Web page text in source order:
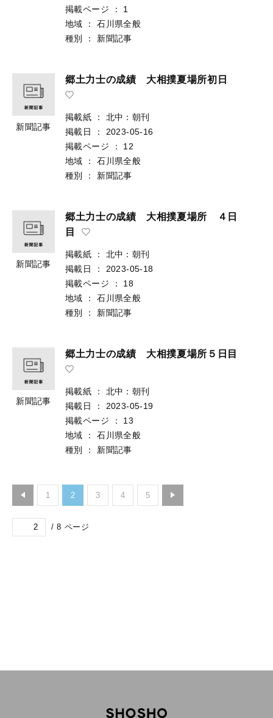
掲載ページ
：
1
地域
：
石川県全般
種別
： 新聞記事
新聞記事
郷土力士の成績 大相撲夏場所初日
掲載紙 ：
北中：朝刊
掲載日
：
2023-05-16
掲載ページ
：
12
地域
：
石川県全般
種別
： 新聞記事
新聞記事
郷土力士の成績 大相撲夏場所 ４日
目
掲載紙 ：
北中：朝刊
掲載日
：
2023-05-18
掲載ページ
：
18
地域
：
石川県全般
種別
： 新聞記事
新聞記事
郷土力士の成績 大相撲夏場所５日目
掲載紙 ：
北中：朝刊
掲載日
：
2023-05-19
掲載ページ
：
13
地域
：
石川県全般
種別
： 新聞記事
1 2 3 4 5
/ 8 ページ